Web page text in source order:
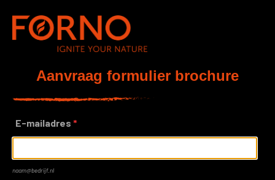
Aanvraag formulier brochure
E-mailadres *
naam@bedrijf.nl